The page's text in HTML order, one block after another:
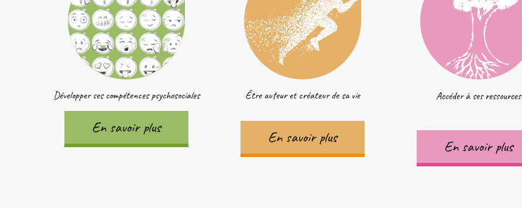
Développer ses compétences psychosociales
En savoir plus
Être auteur et créateur de sa vie
En savoir plus
Accéder à ses ressources
En savoir plus